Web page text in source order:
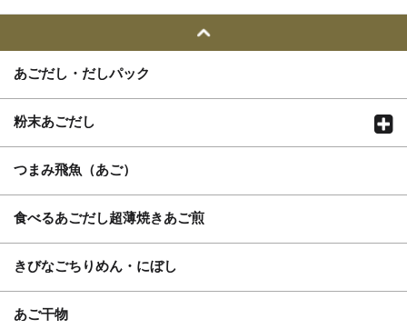
あごだし・だしパック
粉末あごだし
つまみ飛魚（あご）
食べるあごだし超薄焼きあご煎
きびなごちりめん・にぼし
あご干物